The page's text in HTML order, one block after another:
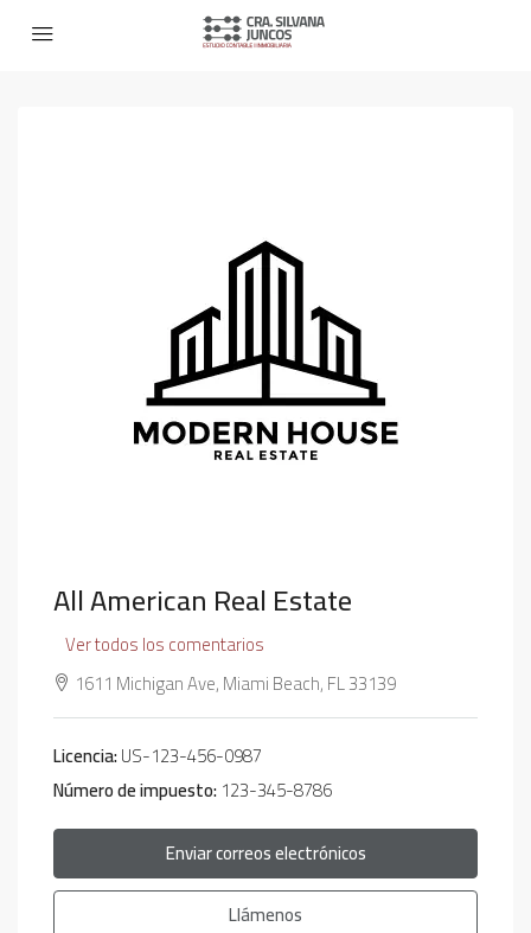
All American Real Estate
Ver todos los comentarios
1611 Michigan Ave, Miami Beach, FL 33139
Licencia:US-123-456-0987
Número de impuesto:123-345-8786
Enviar correos electrónicos
Llámenos